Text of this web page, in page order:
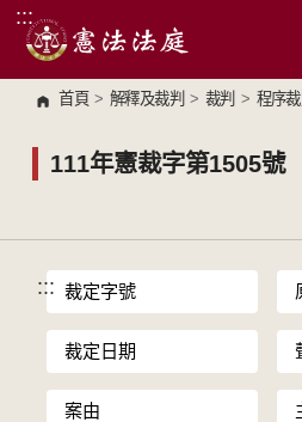
跳到主要內容區塊
:::
首頁 > 解釋及裁判 > 裁判 > 程序
111年憲裁字第1505號
::: 裁定字號
裁定日期
案由